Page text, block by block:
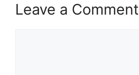
Leave a Comment